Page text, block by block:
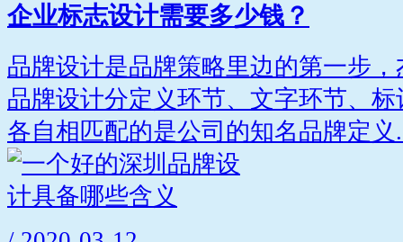
企业标志设计需要多少钱？
品牌设计是品牌策略里边的第一步
品牌设计分定义环节、文字环节、
各自相匹配的是公司的知名品牌定义